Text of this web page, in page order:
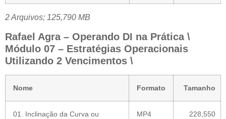
2 Arquivos; 125,790 MB
Rafael Agra – Operando DI na Prática \
Módulo 07 – Estratégias Operacionais
Utilizando 2 Vencimentos \
Nome Formato Tamanho
01. Inclinação da Curva ou
MP4
228,550